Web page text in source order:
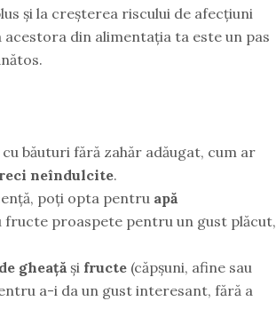
și la creșterea riscului de afecțiuni
din alimentația ta este un pas
băuturi fără zahăr adăugat, cum ar
neîndulcite.
poți opta pentru apă
fructe proaspete pentru un gust plăcut,
gheațăși fructe(căpșuni, afine sau
a-i da un gust interesant, fără a